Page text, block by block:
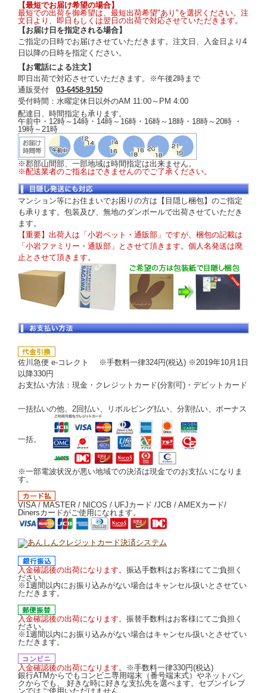
【最短でお届け希望の場合】
最短での出荷を御希望は、最短出荷希望"あり"を選択ください。注
文日より、即日もしくは翌日の出荷で対応させていただきます。
【お届け日を指定される場合】
ご指定の日時でお届けさせていただきます。注文日、入金日より4
日以降の日時を指定ください。
【お電話による注文】
即日出荷で対応させていただきます。※午後2時まで
通販受付 03-6458-9150
受付時間：水曜定休日以外のAM 11:00～PM 4:00
配達日、時間指定も承ります。
午前中・12時～14時・14時～16時・16時～18時・18時～20時 ・
19時～21時
※郡部山間部、一部地域は時間指定は出来ません。
※配送業者のご指名はできませんのでご了承ください。
マンション等にお住まいでお困りの方は【目隠し梱包】のご指定
も承ります。包装及び、無地のダンボールで出荷させていただき
ます。
【重要】出荷人は「小岩ペット・通販部」ですが、梱包の記載は
「小岩ファミリー・通販部」とさせて頂きます。個人名発送は廃
止とさせて頂きます。
佐川急便 e-コレクト ※手数料一律324円(税込) ※2019年10月1日
以降330円
お支払い方法：現金・クレジットカード(分割可)・デビットカード
一括払いの他、2回払い、リボルビング払い、分割払い、ボーナス
一括。
※一部電波状況が悪い地域での決済は現金でのお支払いになりま
す。
VISA / MASTER / NICOS / UFJカード /JCB / AMEXカード/
Dinersカードがご使用になれます。
入金確認後の出荷になります。 振込手数料はお客様にてご負担く
ださい。
※1週間以内にお振り込みがない場合はキャンセル扱いとさせてい
ただきます。
入金確認後の出荷になります。 振替手数料はお客様にてご負担く
ださい。
※1週間以内にお振り込みがない場合はキャンセル扱いとさせてい
ただきます。
入金確認後の出荷になります。
※手数料一律330円(税込)
銀行ATMからでもコンビニ専用端末（番号端末式）やネットバン
クからでも、 好きな時に好きな支払先を選べます。セブンイレブ
ンではご使用いただけません。